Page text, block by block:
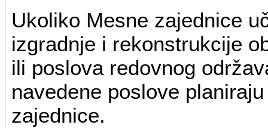
Ukoliko Mesne zajednice
izgradnje i rekonstrukcije
ili poslova redovnog
navedene poslove
zajednice.